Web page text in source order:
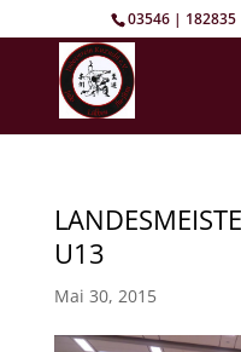
03546 | 182835
U13
Mai 30, 2015